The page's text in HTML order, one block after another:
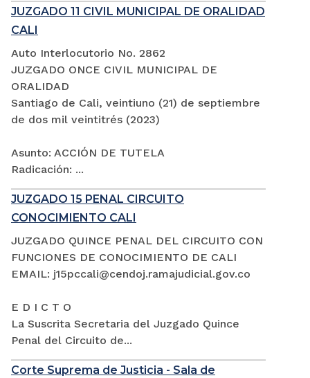
JUZGADO 11 CIVIL MUNICIPAL DE ORALIDAD
CALI
Auto Interlocutorio No. 2862
JUZGADO ONCE CIVIL MUNICIPAL DE
ORALIDAD
Santiago de Cali, veintiuno (21) de septiembre
de dos mil veintitrés (2023)
Asunto: ACCIÓN DE TUTELA
Radicación: ...
JUZGADO 15 PENAL CIRCUITO
CONOCIMIENTO CALI
JUZGADO QUINCE PENAL DEL CIRCUITO CON
FUNCIONES DE CONOCIMIENTO DE CALI
EMAIL: j15pccali@cendoj.ramajudicial.gov.co
E D I C T O
La Suscrita Secretaria del Juzgado Quince
Penal del Circuito de...
Corte Suprema de Justicia - Sala de